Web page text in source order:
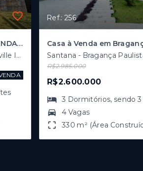
🌟 BELÍSSIMO SOBRADO À VENDA EM CONDOMÍNIO FECHADO NA ZONA SUL! 🌟
Condomínio Residencial Euroville II - Bragança Paulista/SP
Ref.: 256
Santana - Bragança
R$2.985.000
R$2.600.000
3 Dormitórios, sendo3
4 Vagas
330 m² (Área